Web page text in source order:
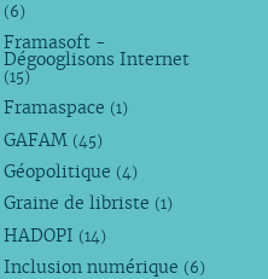
(6)
Framasoft -
Dégooglisons Internet
(15)
Framaspace (1)
GAFAM (45)
Géopolitique (4)
Graine de libriste (1)
HADOPI (14)
Inclusion numérique (6)